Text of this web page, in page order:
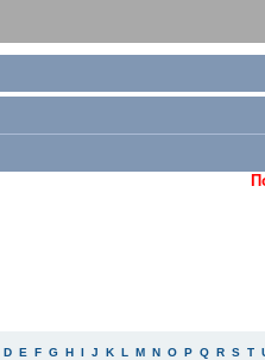
D E F G H I J K L M N O P Q R S T